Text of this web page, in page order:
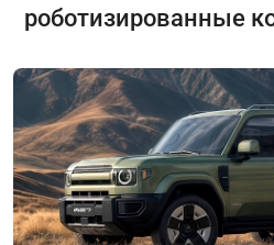
роботизированные